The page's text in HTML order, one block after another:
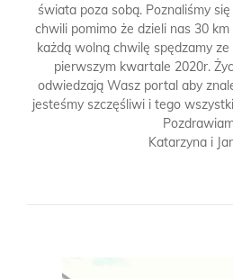
świata poza sobą. Poznaliśmy
chwili pomimo że dzieli nas 30
każdą wolną chwilę spędzamy
pierwszym kwartale 2020r.
odwiedzają Wasz portal aby
jesteśmy szczęśliwi i tego
Katarzyna i